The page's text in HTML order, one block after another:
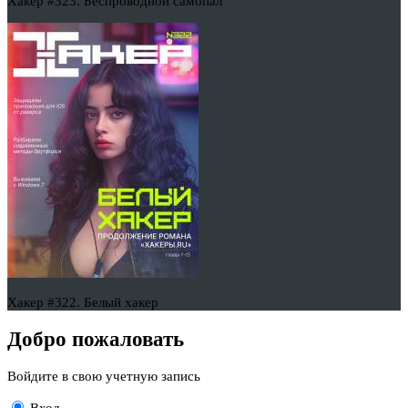
Хакер #322. Белый хакер
Добро пожаловать
Войдите в свою учетную запись